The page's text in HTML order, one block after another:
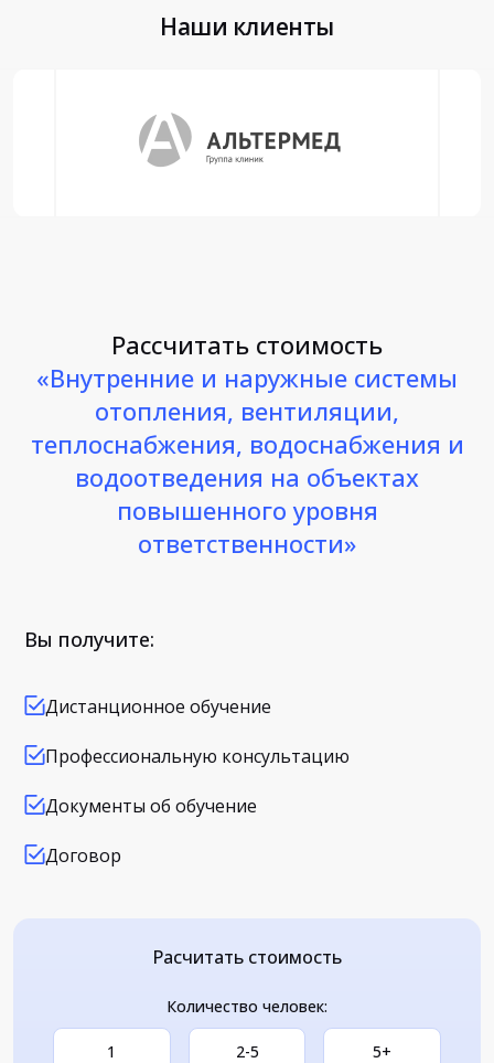
Наши клиенты
Рассчитать стоимость
«Внутренние и наружные системы
отопления, вентиляции,
теплоснабжения, водоснабжения и
водоотведения на объектах
повышенного уровня
ответственности»
Вы получите:
Дистанционное обучение
Профессиональную консультацию
Документы об обучение
Договор
Расчитать стоимость
Количество человек:
1 2-5 5+